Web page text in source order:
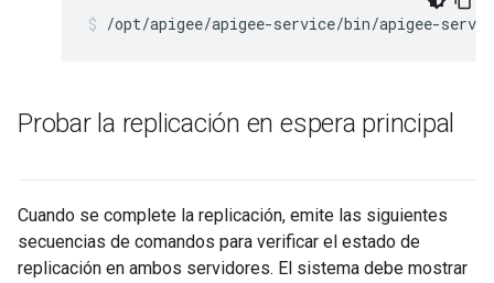
/opt/apigee/apigee-service/bin/apigee-
Probar la replicación en espera principal
Cuando se complete la replicación, emite las siguientes
secuencias de comandos para verificar el estado de
replicación en ambos servidores. El sistema debe mostrar